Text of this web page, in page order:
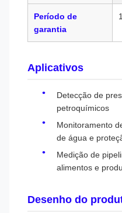
Período de
garantia
Aplicativos
Detecção de
petroquímicos
Monitoramento
de água e
Medição de
alimentos e
Desenho do